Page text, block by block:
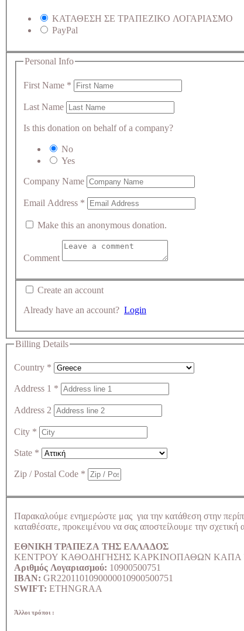
ΚΑΤΑΘΕΣΗ ΣΕ ΤΡΑΠΕΖΙΚΟ ΛΟΓΑΡΙΑΣΜΟ
PayPal
Personal Info
First Name *
Last Name
Is this donation on behalf of a company?
No
Yes
Company Name
Email Address *
Make this an anonymous donation.
Comment
Create an account
Already have an account? Login
Billing Details
Country *
Address 1 *
Address 2
City *
State *
Zip / Postal Code *
Παρακαλούμε ενημερώστε μας για την κατάθεση στην
καταθέσατε, προκειμένου να σας αποστείλουμε την σχετική
ΕΘΝΙΚΗ ΤΡΑΠΕΖΑ ΤΗΣ ΕΛΛΑΔΟΣ
ΚΕΝΤΡΟΥ ΚΑΘΟΔΗΓΗΣΗΣ ΚΑΡΚΙΝΟΠΑΘΩΝ ΚΑΠΑ
Αριθμός Λογαριασμού: 10900500751
IBAN: GR2201101090000010900500751
SWIFT: ETHNGRAA
Άλλοι τρόποι :